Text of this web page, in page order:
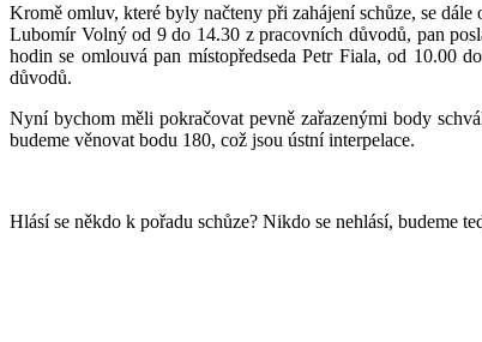
Kromě omluv, které byly načteny při zahájení schůze, se
Lubomír Volný od 9 do 14.30 z pracovních důvodů, pan
hodin se omlouvá pan místopředseda Petr Fiala, od 10.00
důvodů.
Nyní bychom měli pokračovat pevně zařazenými body
budeme věnovat bodu 180, což jsou ústní interpelace.
Hlásí se někdo k pořadu schůze? Nikdo se nehlásí, budeme